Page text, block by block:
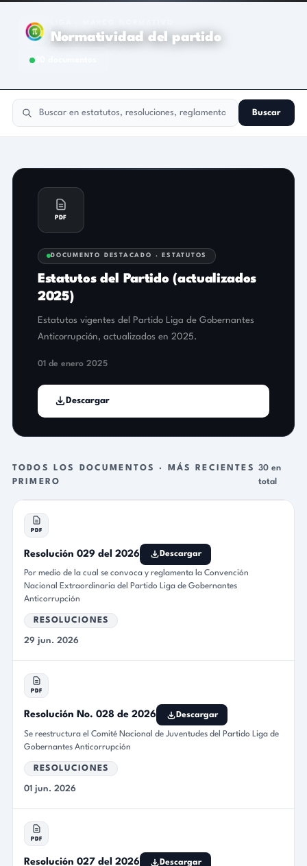
Normatividad del partido
Buscar
PDF
DOCUMENTO DESTACADO · ESTATUTOS
Estatutos del Partido (actualizados
2025)
Estatutos vigentes del Partido Liga de Gobernantes
Anticorrupción, actualizados en 2025.
01 de enero 2025
Descargar
TODOS LOS DOCUMENTOS · MÁS RECIENTES
PRIMERO
30 en
total
PDF
Resolución 029 del 2026 Descargar
Por medio de la cual se convoca y reglamenta la Convención
Nacional Extraordinaria del Partido Liga de Gobernantes
Anticorrupción
RESOLUCIONES
29 jun. 2026
PDF
Resolución No. 028 de 2026 Descargar
Se reestructura el Comité Nacional de Juventudes del Partido Liga de
Gobernantes Anticorrupción
RESOLUCIONES
01 jun. 2026
PDF
Resolución 027 del 2026 Descargar